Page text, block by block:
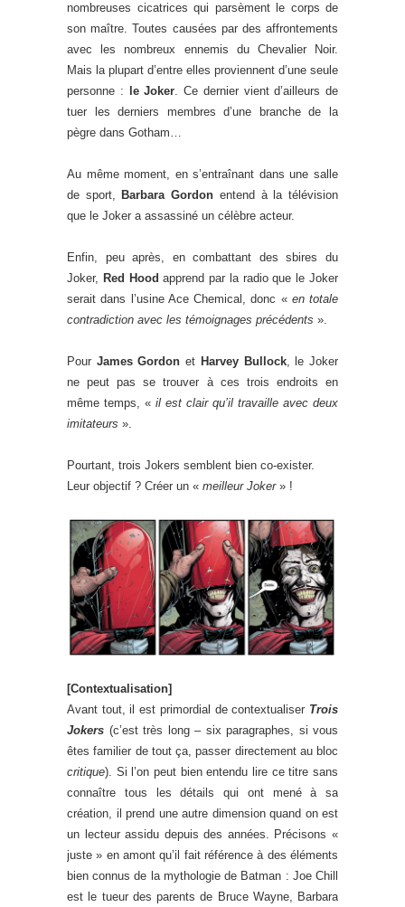
nombreuses cicatrices qui parsèment le corps de
son maître. Toutes causées par des affrontements
avec les nombreux ennemis du Chevalier Noir.
Mais la plupart d’entre elles proviennent d’une seule
personne :
le Joker. Ce dernier vient d’ailleurs de
tuer les derniers membres d’une branche de la
pègre dans Gotham…
Au même moment, en s’entraînant dans une salle
de sport, Barbara Gordon entend à la télévision
que le Joker a assassiné un célèbre acteur.
Enfin, peu après, en combattant des sbires du
Joker, Red Hood apprend par la radio que le Joker
serait dans l’usine Ace Chemical, donc «en totale
contradiction avec les témoignages précédents ».
Pour James Gordon et Harvey Bullock, le Joker
ne peut pas se trouver à ces trois endroits en
même temps, « il est clair qu’il travaille avec deux
imitateurs ».
Pourtant, trois Jokers semblent bien co-exister.
Leur objectif ? Créer un « meilleur Joker» !
[Contextualisation]
Avant tout, il est primordial de contextualiser Trois
Jokers (c’est très long – six paragraphes, si vous
êtes familier de tout ça, passer directement au bloc
critique). Si l’on peut bien entendu lire ce titre sans
connaître tous les détails qui ont mené à sa
création, il prend une autre dimension quand on est
un lecteur assidu depuis des années. Précisons «
juste » en amont qu’il fait référence à des éléments
bien connus de la mythologie de Batman : Joe Chill
est le tueur des parents de Bruce Wayne, Barbara